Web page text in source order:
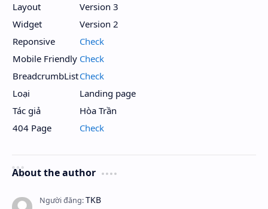
Layout
Version 3
Widget
Version 2
Reponsive
Check
Mobile Friendly Check
BreadcrumbListCheck
Loại
Landing page
Tác giả
Hòa Trần
404 Page
Check
About the author